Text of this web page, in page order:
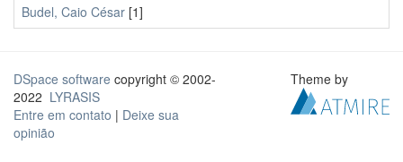
Budel, Caio César [1]
DSpace software copyright © 2002-
2022 LYRASIS
Entre em contato | Deixe sua
opinião
Theme by